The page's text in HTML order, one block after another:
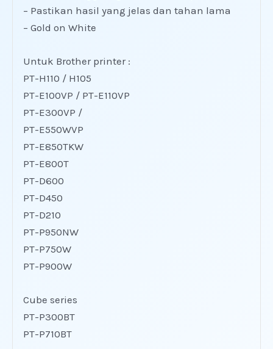
– Pastikan hasil yang jelas dan tahan lama
– Gold on White
Untuk Brother printer :
PT-H110 / H105
PT-E100VP / PT-E110VP
PT-E300VP /
PT-E550WVP
PT-E850TKW
PT-E800T
PT-D600
PT-D450
PT-D210
PT-P950NW
PT-P750W
PT-P900W
Cube series
PT-P300BT
PT-P710BT